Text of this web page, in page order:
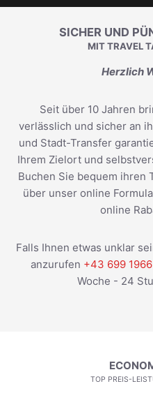
SICHER UND
MIT TRAVEL
Herzlich
Seit über 10 Jahren
verlässlich und sicher an
und Stadt-Transfer
Ihrem Zielort und
Buchen Sie bequem ihren
über unser online
online
Falls Ihnen etwas unklar
anzurufen +43 699
Woche - 24
TOP PREIS-